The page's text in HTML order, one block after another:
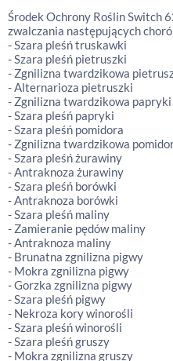
Środek Ochrony Roślin Switch
zwalczania następujących
- Szara pleśń truskawki
- Szara pleśń pietruszki
- Zgnilizna twardzikowa
- Alternarioza pietruszki
- Zgnilizna twardzikowa papryki
- Szara pleśń papryki
- Szara pleśń pomidora
- Zgnilizna twardzikowa
- Szara pleśń żurawiny
- Antraknoza żurawiny
- Szara pleśń borówki
- Antraknoza borówki
- Szara pleśń maliny
- Zamieranie pędów maliny
- Antraknoza maliny
- Brunatna zgnilizna pigwy
- Mokra zgnilizna pigwy
- Gorzka zgnilizna pigwy
- Szara pleśń pigwy
- Nekroza kory winorośli
- Szara pleśń winorośli
- Szara pleśń gruszy
- Mokra zgnilizna gruszy